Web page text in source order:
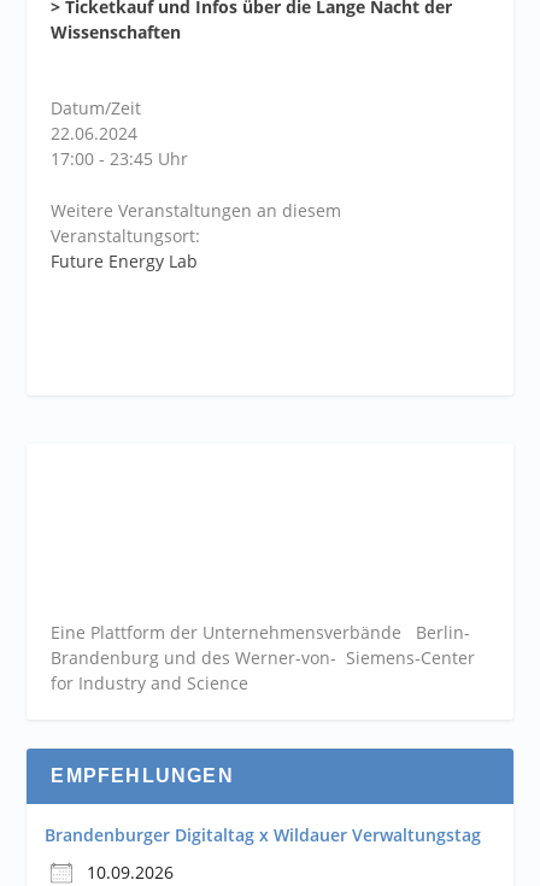
> Ticketkauf und Infos über die Lange Nacht der
Wissenschaften
Datum/Zeit
22.06.2024
17:00 - 23:45 Uhr
Weitere Veranstaltungen an diesem
Veranstaltungsort:
Future Energy Lab
Eine Plattform der Unternehmensverbände Berlin-
Brandenburg und des Werner-von- Siemens-Center
for Industry and Science
EMPFEHLUNGEN
Brandenburger Digitaltag x Wildauer Verwaltungstag
10.09.2026